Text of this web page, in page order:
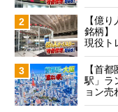
2
【億
銘柄】
現役ト
3
【首
駅」ラ
ョン売